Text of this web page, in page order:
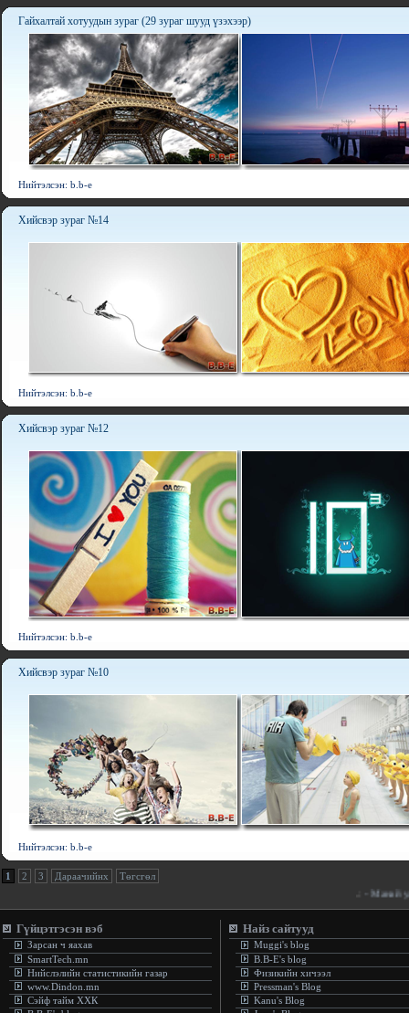
Гайхалтай хотуудын зураг (29 зураг шууд үзэхээр)
Нийтэлсэн: b.b-e
Хийсвэр зураг №14
Нийтэлсэн: b.b-e
Хийсвэр зураг №12
Нийтэлсэн: b.b-e
Хийсвэр зураг №10
Нийтэлсэн: b.b-e
1 2 3 Дараачийнх
Төгсгөл
- Манай улсад
Гүйцэтгэсэн вэб
Зарсан ч яахав
SmartTech.mn
Нийслэлийн статистикийн газар
www.Dindon.mn
Сэйф тайм ХХК
Найз сайтууд
Muggi's blog
B.B-E's blog
Физикийн хичээл
Pressman's Blog
Kanu's Blog